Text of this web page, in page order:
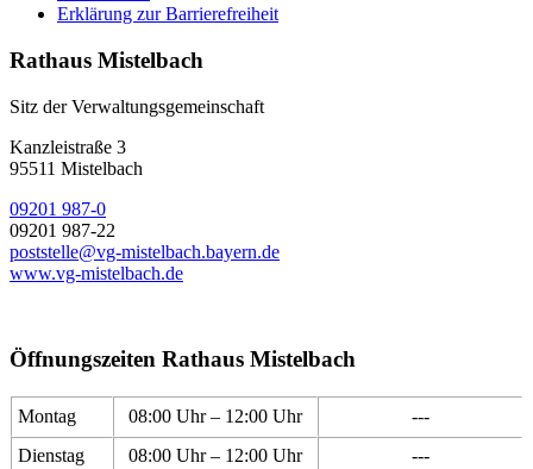
Erklärung zur Barrierefreiheit
Rathaus Mistelbach
Sitz der Verwaltungsgemeinschaft
Kanzleistraße 3
95511 Mistelbach
09201 987-0
09201 987-22
poststelle@vg-mistelbach.bayern.de
www.vg-mistelbach.de
Öffnungszeiten Rathaus Mistelbach
Montag 08:00 Uhr – 12:00 Uhr
---
Dienstag
08:00 Uhr – 12:00 Uhr
---